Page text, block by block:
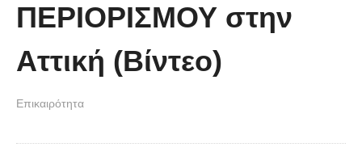
πρώτη στιγμή και συγκίνησε το
νοηματική με ένα μικρό κορίτσι
ΠΕΡΙΟΡΙΣΜΟΥ στην
Αττική (Βίντεο)
Επικαιρότητα